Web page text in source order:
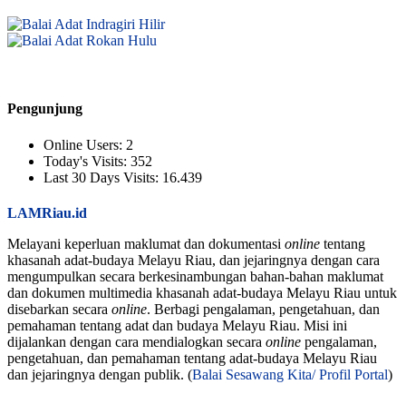
Pengunjung
Online Users: 2
Today's Visits: 352
Last 30 Days Visits: 16.439
LAMRiau.id
Melayani keperluan maklumat dan dokumentasi online tentang
khasanah adat-budaya Melayu Riau, dan jejaringnya dengan cara
mengumpulkan secara berkesinambungan bahan-bahan maklumat
dan dokumen multimedia khasanah adat-budaya Melayu Riau untuk
disebarkan secara online. Berbagi pengalaman, pengetahuan, dan
pemahaman tentang adat dan budaya Melayu Riau. Misi ini
dijalankan dengan cara mendialogkan secara online pengalaman,
pengetahuan, dan pemahaman tentang adat-budaya Melayu Riau
dan jejaringnya dengan publik. (Balai Sesawang Kita/ Profil Portal)